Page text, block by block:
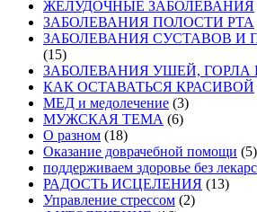
ЖЕЛУДОЧНЫЕ ЗАБОЛЕВАНИЯ
ЗАБОЛЕВАНИЯ ПОЛОСТИ РТА
ЗАБОЛЕВАНИЯ СУСТАВОВ И
(15)
ЗАБОЛЕВАНИЯ УШЕЙ, ГОРЛА
КАК ОСТАВАТЬСЯ КРАСИВОЙ
МЕД и медолечение (3)
МУЖСКАЯ ТЕМА (6)
О разном (18)
Оказание доврачебной помощи (5)
поддерживаем здоровье без
РАДОСТЬ ИСЦЕЛЕНИЯ (13)
Управление стрессом (2)